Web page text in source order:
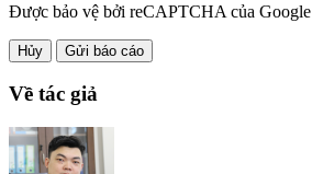
Được bảo vệ bởi reCAPTCHA của Google
Hủy Gửi báo cáo
Về tác giả